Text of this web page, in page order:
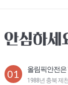
01 올림픽안전은
1988년 충북 제